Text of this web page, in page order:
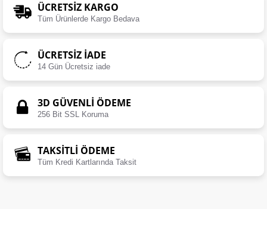
ÜCRETSIZ KARGO
Tüm Ürünlerde Kargo Bedava
ÜCRETSIZ İADE
14 Gün Ücretsiz iade
3D GÜVENLİ ÖDEME
256 Bit SSL Koruma
TAKSİTLİ ÖDEME
Tüm Kredi Kartlarında Taksit